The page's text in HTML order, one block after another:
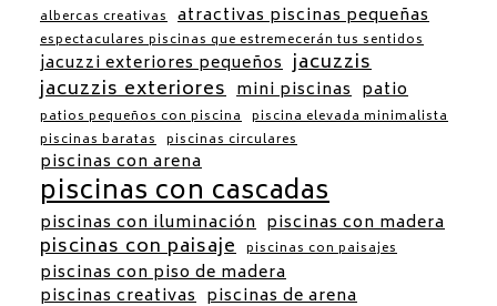
albercas creativas atractivas piscinas pequeñas
espectaculares piscinas que estremecerán tus sentidos
jacuzzi exteriores pequeños jacuzzis
jacuzzis exteriores mini piscinas patio
patios pequeños con piscina piscina elevada minimalista
piscinas baratas piscinas circulares
piscinas con arena
piscinas con cascadas
piscinas con iluminación piscinas con madera
piscinas con paisaje piscinas con paisajes
piscinas con piso de madera
piscinas creativas piscinas de arena